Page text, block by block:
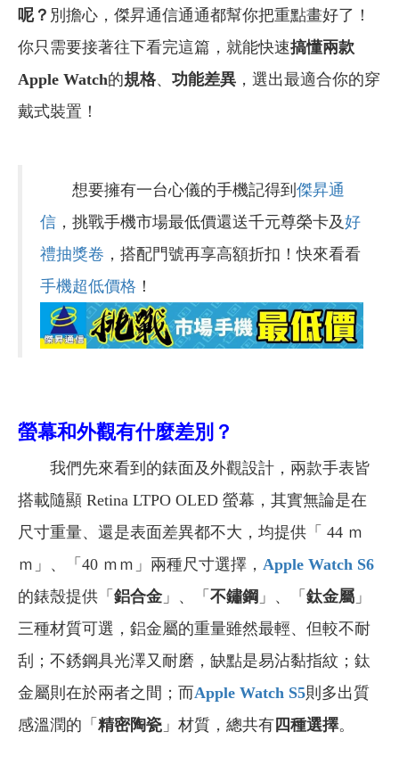
呢？ 別擔心，傑昇通信通通都幫你把重點畫好了！
你只需要接著往下看完這篇，就能快速搞懂兩款
Apple Watch的規格、 功能差異 ，選出最適合你的穿
戴式裝置！
想要擁有一台心儀的手機記得到 傑昇通
信 ，挑戰手機市場最低價還送千元尊榮卡及好
禮抽獎卷 ，搭配門號再享高額折扣！快來看看
手機超低價格 ！
螢幕和外觀有什麼差別？
我們先來看到的錶面及外觀設計，兩款手表皆
搭載隨顯 Retina LTPO OLED 螢幕，其實無論是在
尺寸重量、還是表面差異都不大，均提供「 44 ｍ
ｍ」、「40 ｍｍ」兩種尺寸選擇， Apple Watch S6
的錶殼提供「 鋁合金 」、「 不鏽鋼 」、「 鈦金屬 」
三種材質可選，鋁金屬的重量雖然最輕、但較不耐
刮；不銹鋼具光澤又耐磨，缺點是易沾黏指紋；鈦
金屬則在於兩者之間；而Apple Watch S5則多出質
感溫潤的「 精密陶瓷 」材質，總共有 四種選擇。